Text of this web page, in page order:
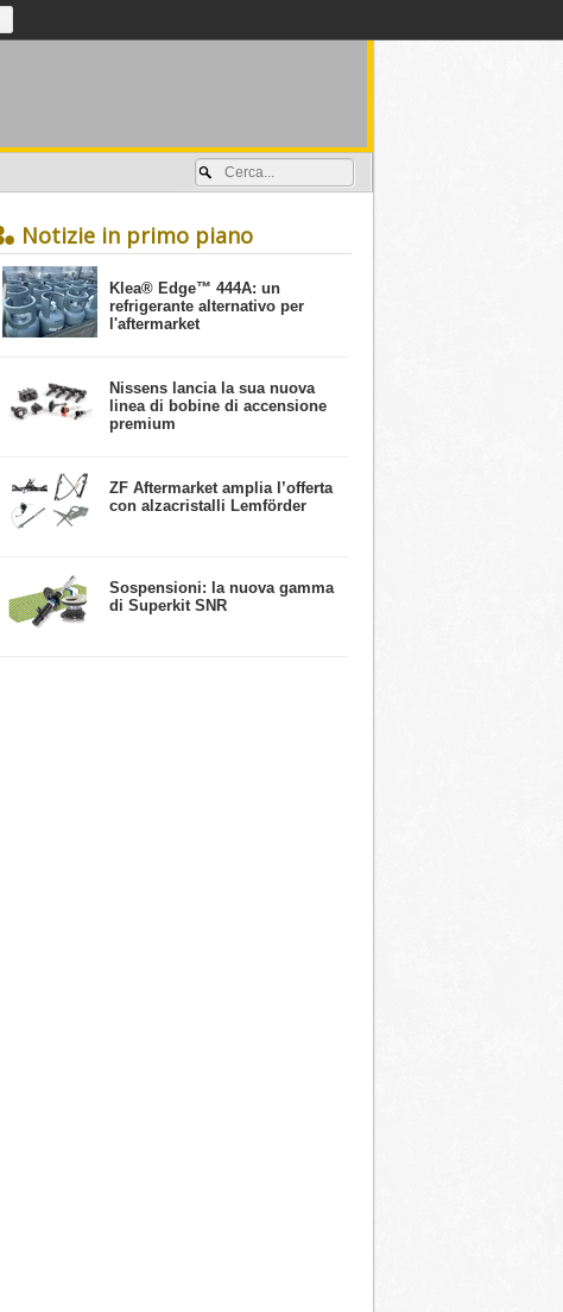
Notizie in primo piano
​Klea® Edge™ 444A: un
refrigerante alternativo per
l'aftermarket
Nissens lancia la sua nuova
linea di bobine di accensione
premium
ZF Aftermarket amplia l’offerta
con alzacristalli Lemförder
​Sospensioni: la nuova gamma
di Superkit SNR